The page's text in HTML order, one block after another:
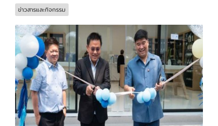
ข่าวสารและกิจกรรม